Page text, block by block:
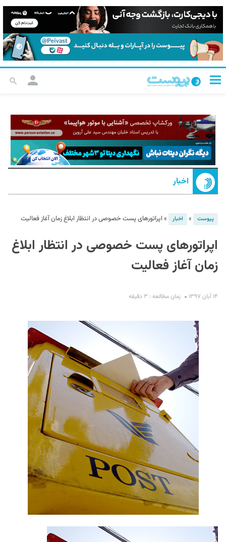
اخبار
پیوست » اخبار » اپراتورهای پست خصوصی در انتظار ابلاغ زمان آغاز فعالیت
اپراتورهای پست خصوصی در انتظار ابلاغ
زمان آغاز فعالیت
۱۴ آبان ۱۳۹۷ زمان مطالعه : ۳ دقیقه